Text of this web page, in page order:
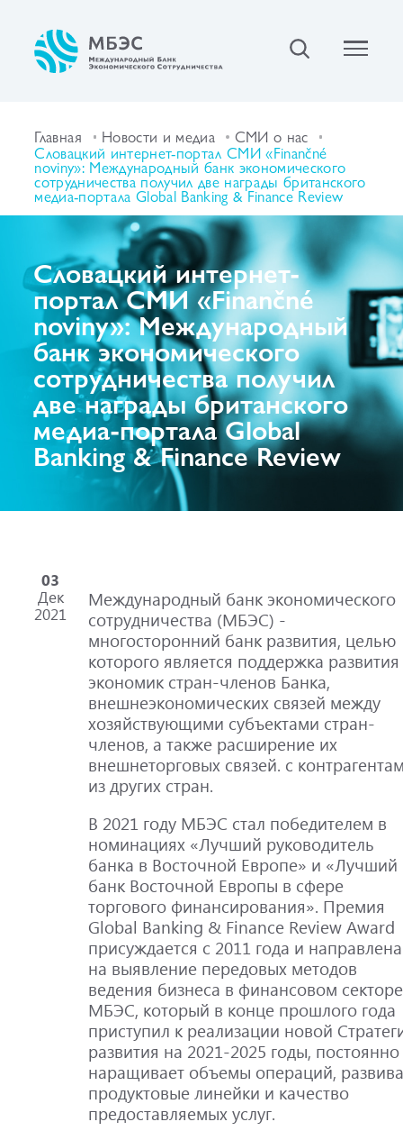
Главная Новости и медиа СМИ о нас
Словацкий интернет-портал СМИ «Finančné
noviny»: Международный банк экономического
сотрудничества получил две награды британского
медиа-портала Global Banking & Finance Review
Словацкий интернет-
портал СМИ «Finančné
noviny»: Международный
банк экономического
сотрудничества получил
две награды британского
медиа-портала Global
Banking & Finance Review
03
Дек
2021
Международный банк экономического
сотрудничества (МБЭС) -
многосторонний банк развития, целью
которого является поддержка развития
экономик стран-членов Банка,
внешнеэкономических связей между
хозяйствующими субъектами стран-
членов, а также расширение их
внешнеторговых связей. с
из других стран.
В 2021 году МБЭС стал победителем в
номинациях «Лучший руководитель
банка в Восточной Европе» и «Лучший
банк Восточной Европы в сфере
торгового финансирования». Премия
Global Banking & Finance Review Award
присуждается с 2011 года и
на выявление передовых методов
ведения бизнеса в финансовом
МБЭС, который в конце прошлого года
приступил к реализации новой
развития на 2021-2025 годы, постоянно
наращивает объемы операций,
продуктовые линейки и качество
предоставляемых услуг.